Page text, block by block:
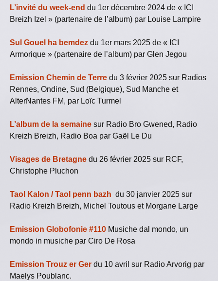
L’invité du week-end du 1er décembre 2024 de « ICI
Breizh Izel » (partenaire de l’album) par Louise Lampire
Sul Gouel ha bemdez du 1er mars 2025 de « ICI
Armorique » (partenaire de l’album) par Glen Jegou
Emission Chemin de Terre du 3 février 2025 sur Radios
Rennes, Ondine, Sud (Belgique), Sud Manche et
AlterNantes FM, par Loïc Turmel
L’album de la semaine sur Radio Bro Gwened, Radio
Kreizh Breizh, Radio Boa par Gaël Le Du
Visages de Bretagne du 26 février 2025 sur RCF,
Christophe Pluchon
Taol Kalon / Taol penn bazh du 30 janvier 2025 sur
Radio Kreizh Breizh, Michel Toutous et Morgane Large
Emission Globofonie #110 Musiche dal mondo, un
mondo in musiche par Ciro De Rosa
Emission Trouz er Ger du 10 avril sur Radio Arvorig par
Maelys Poublanc.